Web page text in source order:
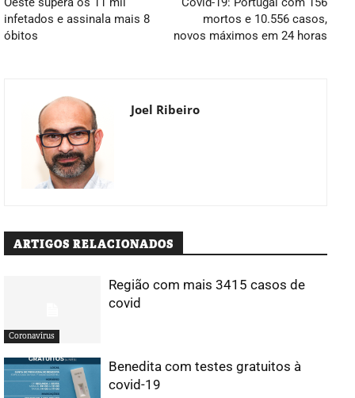
infetados e assinala mais 8
óbitos
mortos e 10.556 casos,
novos máximos em 24 horas
Joel Ribeiro
ARTIGOS RELACIONADOS
Coronavírus
Região com mais 3415 casos de
covid
Benedita com testes gratuitos à
covid-19